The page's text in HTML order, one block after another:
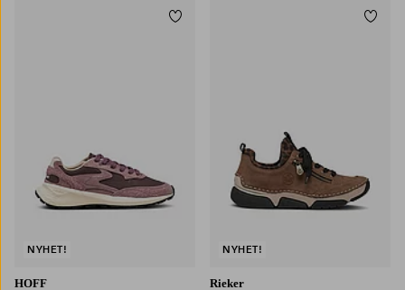
HOFF
NYHET!
Legg til favoritter
Rieker
NYHET!